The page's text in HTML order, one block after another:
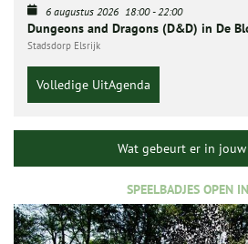
6 augustus 2026 18:00-22:00
Dungeons and Dragons (D&D) in De
Stadsdorp Elsrijk
Volledige UitAgenda
Wat gebeurt er in
SPEELBADJES OPEN